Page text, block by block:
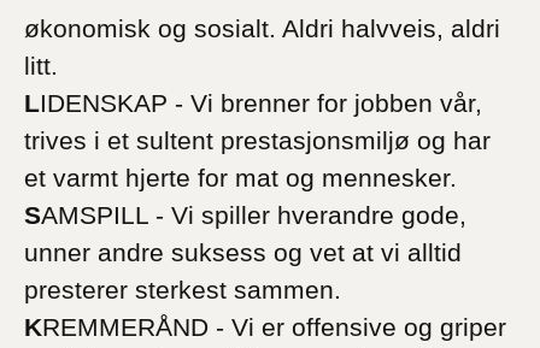
økonomisk og sosialt. Aldri halvveis, aldri
litt.
LIDENSKAP - Vi brenner for jobben vår,
trives i et sultent prestasjonsmiljø og har
et varmt hjerte for mat og mennesker.
SAMSPILL - Vi spiller hverandre gode,
unner andre suksess og vet at vi alltid
presterer sterkest sammen.
KREMMERÅND - Vi er offensive og griper